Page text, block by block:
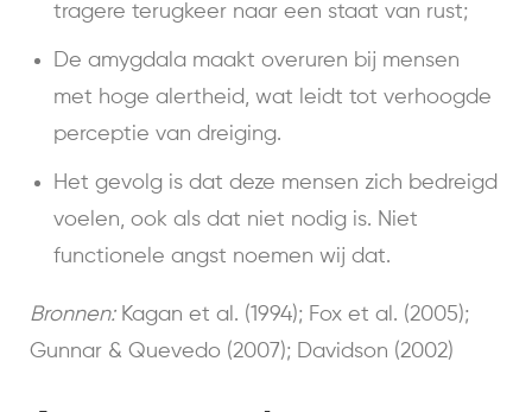
tragere terugkeer naar een staat van rust;
De amygdala maakt overuren bij mensen
met hoge alertheid, wat leidt tot verhoogde
perceptie van dreiging.
Het gevolg is dat deze mensen zich bedreigd
voelen, ook als dat niet nodig is. Niet
functionele angst noemen wij dat.
Bronnen:Kagan et al. (1994); Fox et al. (2005);
Gunnar & Quevedo (2007); Davidson (2002)